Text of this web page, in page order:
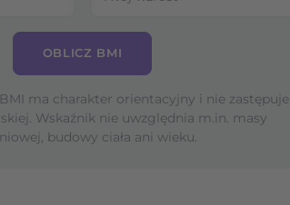
OBLICZ BMI
ma charakter orientacyjny i nie zastępuje
Wskaźnik nie uwzględnia m.in. masy
budowy ciała ani wieku.